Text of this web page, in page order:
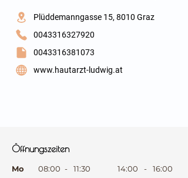
Plüddemanngasse 15, 8010 Graz
0043316327920
0043316381073
www.hautarzt-ludwig.at
Öffnungszeiten
Mo
08:00 - 11:30 14:00 -
16:00